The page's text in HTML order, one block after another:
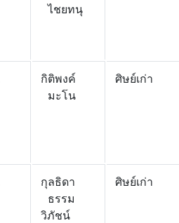
ไชยทนุ
กิติพงค์
มะโน
ศิษย์เก่า
กุลธิดา
ธรรม
วิภัชน์
ศิษย์เก่า